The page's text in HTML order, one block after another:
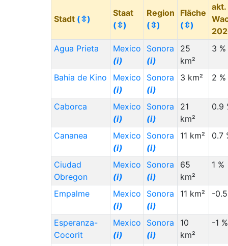
Stadt (⇳)
Staat
(⇳)
Region
(⇳)
Fläche
(⇳)
akt.
Agua Prieta
Mexico
(i)
Sonora
(i)
25
km²
3 %
Bahia de Kino
Mexico
(i)
Sonora
(i)
3 km² 2 %
Caborca
Mexico
(i)
Sonora
(i)
21
km²
0.9
Cananea
Mexico
(i)
Sonora
(i)
11 km² 0.7
Ciudad
Obregon
Mexico
(i)
Sonora
(i)
65
km²
1 %
Empalme
Mexico
(i)
Sonora
(i)
11 km² -
Esperanza-
Cocorit
Mexico
(i)
Sonora
(i)
10
km²
-1 %